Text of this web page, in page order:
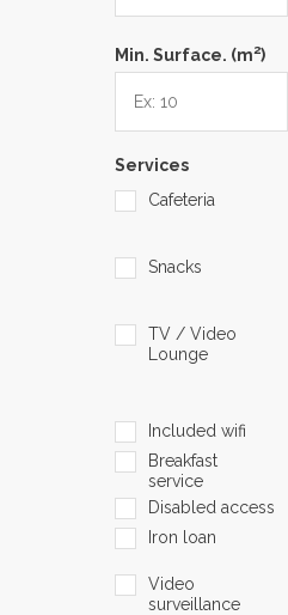
Min. Surface. (m2)
Services
Cafeteria
Snacks
TV / Video
Lounge
Included wifi
Breakfast
service
Disabled access
Iron loan
Video
surveillance